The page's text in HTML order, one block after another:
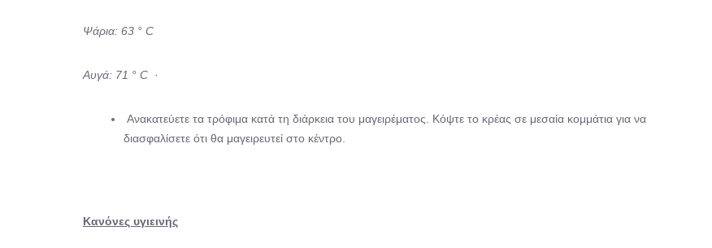
Ψάρια: 63 ° C
Αυγά: 71 ° C ·
Ανακατεύετε τα τρόφιμα κατά τη διάρκεια του μαγειρέματος. Κόψτε το κρέας σε μεσαία κομμάτια για να
διασφαλίσετε ότι θα μαγειρευτεί στο κέντρο.
Κανόνες υγιεινής